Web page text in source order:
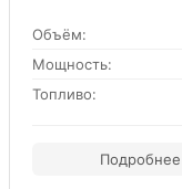
Объём:
Мощность:
Топливо:
Подробнее